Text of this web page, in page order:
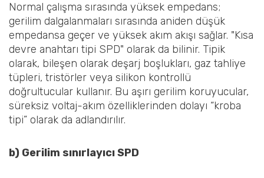
Normal çalışma sırasında yüksek empedans;
gerilim dalgalanmaları sırasında aniden düşük
empedansa geçer ve yüksek akım akışı sağlar. "Kısa
devre anahtarı tipi SPD" olarak da bilinir. Tipik
olarak, bileşen olarak deşarj boşlukları, gaz tahliye
tüpleri, tristörler veya silikon kontrollü
doğrultucular kullanır. Bu aşırı gerilim koruyucular,
süreksiz voltaj-akım özelliklerinden dolayı “kroba
tipi” olarak da adlandırılır.
b) Gerilim sınırlayıcı SPD